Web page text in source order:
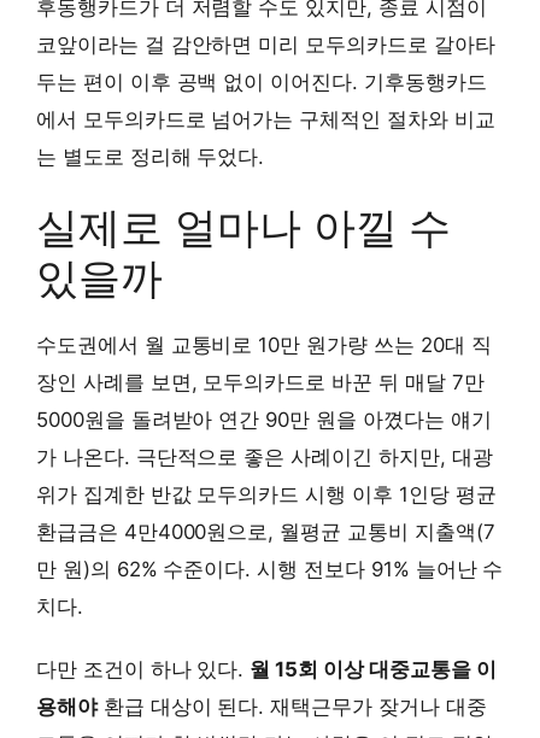
후동행카드가 더 저렴할 수도 있지만, 종료 시점이
코앞이라는 걸 감안하면 미리 모두의카드로 갈아타
두는 편이 이후 공백 없이 이어진다. 기후동행카드
에서 모두의카드로 넘어가는 구체적인 절차와 비교
는 별도로 정리해 두었다.
실제로 얼마나 아낄 수
있을까
수도권에서 월 교통비로 10만 원가량 쓰는 20대 직
장인 사례를 보면, 모두의카드로 바꾼 뒤 매달 7만
5000원을 돌려받아 연간 90만 원을 아꼈다는 얘기
가 나온다. 극단적으로 좋은 사례이긴 하지만, 대광
위가 집계한 반값 모두의카드 시행 이후 1인당 평균
환급금은 4만4000원으로, 월평균 교통비 지출액(7
만 원)의 62% 수준이다. 시행 전보다 91% 늘어난 수
치다.
다만 조건이 하나 있다. 월 15회 이상 대중교통을 이
용해야환급 대상이 된다. 재택근무가 잦거나 대중